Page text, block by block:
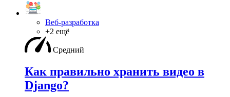
Веб-разработка
+2 ещё
Средний
Как правильно хранить видео в
Django?